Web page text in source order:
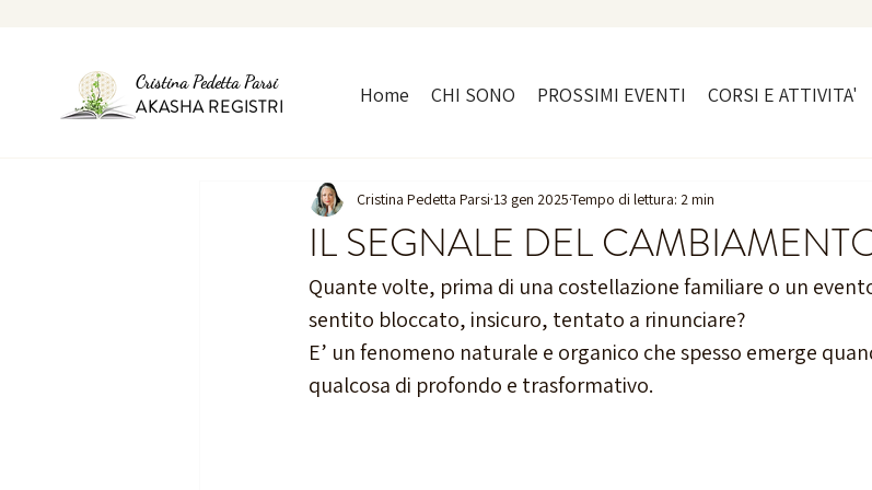
Cristina Pedetta Parsi
AKASHA REGISTRI Home CHI SONO PROSSIMI EVENTI CORSI E ATTIVITA'
IL SEGNALE DEL
Cristina Pedetta Parsi 13 gen 2025Tempo di lettura: 2 min
Quante volte, prima di una costellazione familiare o un
sentito bloccato, insicuro, tentato a rinunciare?
E’ un fenomeno naturale e organico che spesso emerge
qualcosa di profondo e trasformativo.